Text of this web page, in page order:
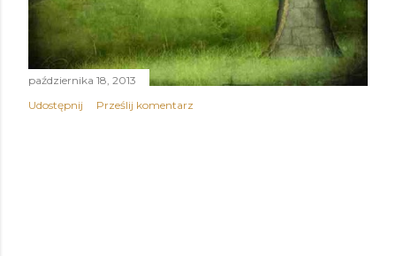
października 18, 2013
Udostępnij
Prześlij komentarz